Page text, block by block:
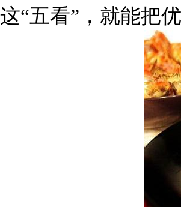
这“五看”，就能把